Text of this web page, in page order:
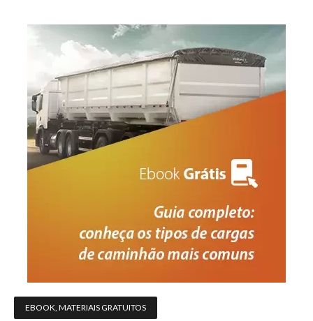
EBOOK, MATERIAIS GRATUITOS